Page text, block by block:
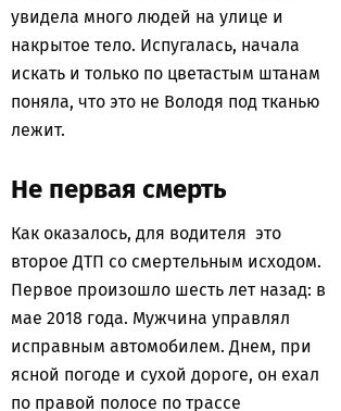
увидела много людей на улице и
накрытое тело. Испугалась, начала
искать и только по цветастым штанам
поняла, что это не Володя под тканью
лежит.
Не первая смерть
Как оказалось, для водителя это
второе ДТП со смертельным исходом.
Первое произошло шесть лет назад: в
мае 2018 года. Мужчина управлял
исправным автомобилем. Днем, при
ясной погоде и сухой дороге, он ехал
по правой полосе по трассе